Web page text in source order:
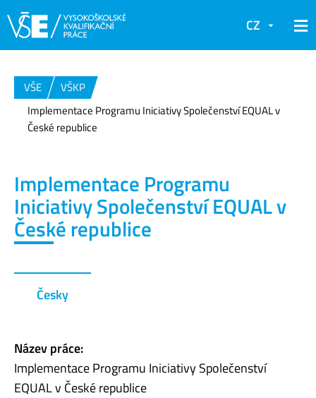
CZ
VŠE
VŠKP
Implementace Programu Iniciativy Společenství EQUAL v
České republice
Implementace Programu
Iniciativy Společenství EQUAL v
České republice
Česky
Název práce:
Implementace Programu Iniciativy Společenství
EQUAL v České republice